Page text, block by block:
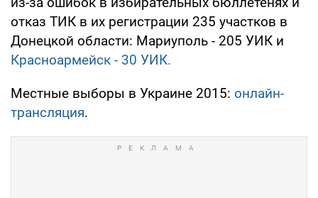
отказ ТИК в их регистрации 235 участков в
Донецкой области: Мариуполь - 205 УИК и
Красноармейск - 30 УИК.
Местные выборы в Украине 2015: онлайн-
трансляция.